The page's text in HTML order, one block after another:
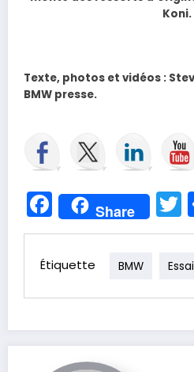
Koni.
Texte, photos et vidéos :
BMW presse.
Facebook
Share
Étiquette BMW Essai